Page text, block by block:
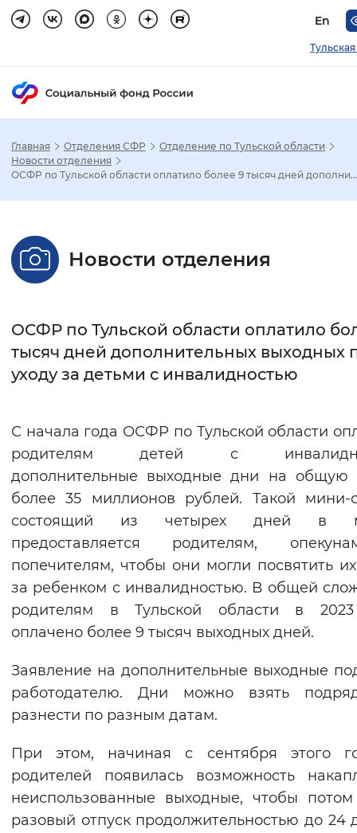
En
Настройка режима отображения
Стандартный Увеличенный
Интервал между буквами
Цвет сайта
Монохромный Инверсивный
Синий фон
Изображения
Включены Выключены
Звуковой ассистент
Воспроизвести Остановить
Главная Отделения СФР
Отделение по Тульской области
Новости отделения
ОСФР по Тульской области оплатило более 9 тысяч дней дополни...
Новости отделения
ОСФР по Тульской области оплатило
тысяч дней дополнительных выходных
уходу за детьми с инвалидностью
С начала года ОСФР по Тульской области
родителям детей с
дополнительные выходные дни на общую
более 35 миллионов рублей. Такой мини-
состоящий из четырех дней в
предоставляется родителям,
попечителям, чтобы они могли посвятить
за ребенком с инвалидностью. В общей
родителям в Тульской области в
оплачено более 9 тысяч выходных дней.
Заявление на дополнительные выходные
работодателю. Дни можно взять
разнести по разным датам.
При этом, начиная с сентября этого
родителей появилась возможность
неиспользованные выходные, чтобы потом
разовый отпуск продолжительностью до 24